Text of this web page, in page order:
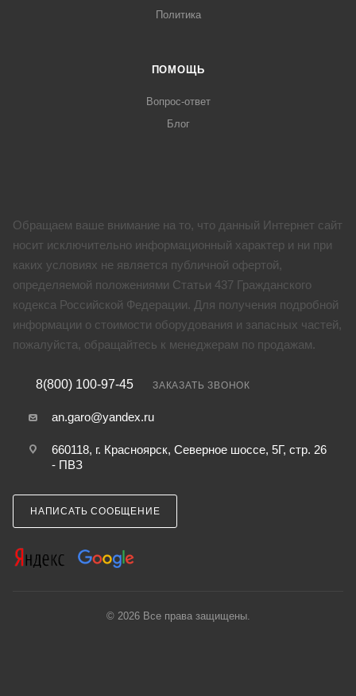
Политика
ПОМОЩЬ
Вопрос-ответ
Блог
Обращаем ваше внимание на то, что данный Интернет сайт
носит исключительно информационный характер и ни при
каких условиях не является публичной офертой,
определяемой положениями Статьи 437 Гражданского
кодекса Российской Федерации. Для получения подробной
информации о стоимости оборудования и запасных частей,
пожалуйста, обращайтесь к менеджерам по продажам.
8(800) 100-97-45 ЗАКАЗАТЬ ЗВОНОК
an.garo@yandex.ru
660118, г. Красноярск, Северное шоссе, 5Г, стр. 26
- ПВЗ
НАПИСАТЬ СООБЩЕНИЕ
© 2026 Все права защищены.